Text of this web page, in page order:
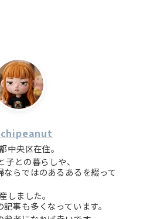
中央区在住。
との暮らしや、
らではのあるあるを綴って
しました。
事も多くなっています。